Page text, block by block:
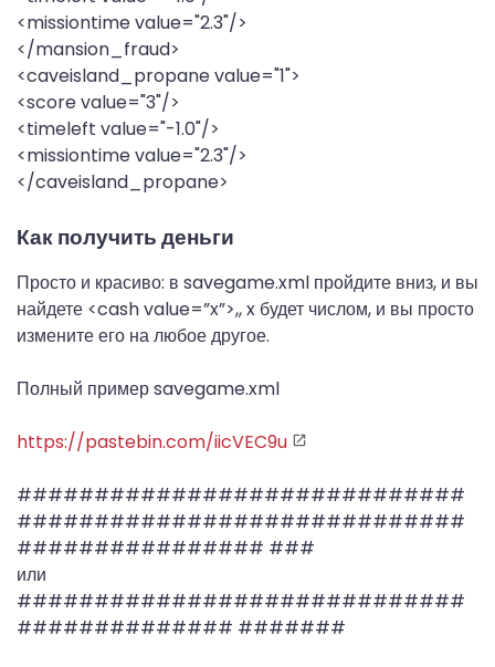
<missiontime value="2.3"/>
</mansion_fraud>
<caveisland_propane value="1">
<score value="3"/>
<timeleft value="-1.0"/>
<missiontime value="2.3"/>
</caveisland_propane>
Как получить деньги
Просто и красиво: в savegame.xml пройдите вниз, и вы
найдете <cash value=”x”>,, x будет числом, и вы просто
измените его на любое другое.
Полный пример savegame.xml
https://pastebin.com/iicVEC9u
#############################
#############################
################ ###
или
#############################
############## #######